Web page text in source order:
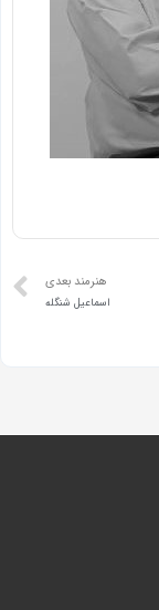
هنرمند بعدی
اسماعیل شنگله